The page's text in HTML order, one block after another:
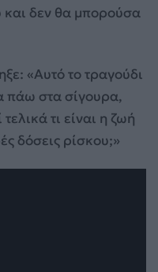
και δεν θα μπορούσα
«Αυτό το τραγούδι
πάω στα σίγουρα,
τι είναι η ζωή
δόσεις ρίσκου;»